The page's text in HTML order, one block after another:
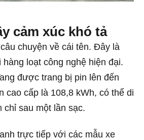
cảm xúc khó tả
chuyện về cái tên. Đây là
loạt công nghệ hiện đại.
được trang bị pin lên đến
cao cấp là 108,8 kWh, có thể di
chỉ sau một lần sạc.
trực tiếp với các mẫu xe